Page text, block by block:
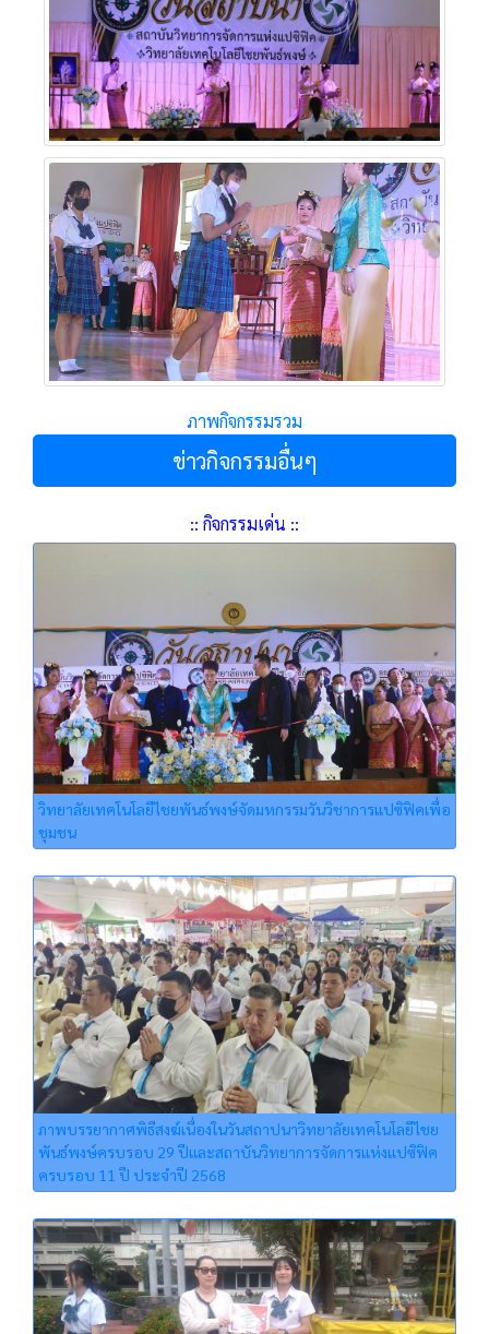
ภาพกิจกรรมรวม
ข่าวกิจกรรมอื่นๆ
:: กิจกรรมเด่น ::
วิทยาลัยเทคโนโลยีไชยพันธ์พงษ์จัดมหกรรมวันวิชาการแปซิฟิคเพื่อ
ชุมชน
ภาพบรรยากาศพิธีสงฆ์เนื่องในวันสถาปนาวิทยาลัยเทคโนโลยีไชย
พันธ์พงษ์ครบรอบ 29 ปีและสถาบันวิทยาการจัดการแห่งแปซิฟิค
ครบรอบ 11 ปี ประจําปี 2568